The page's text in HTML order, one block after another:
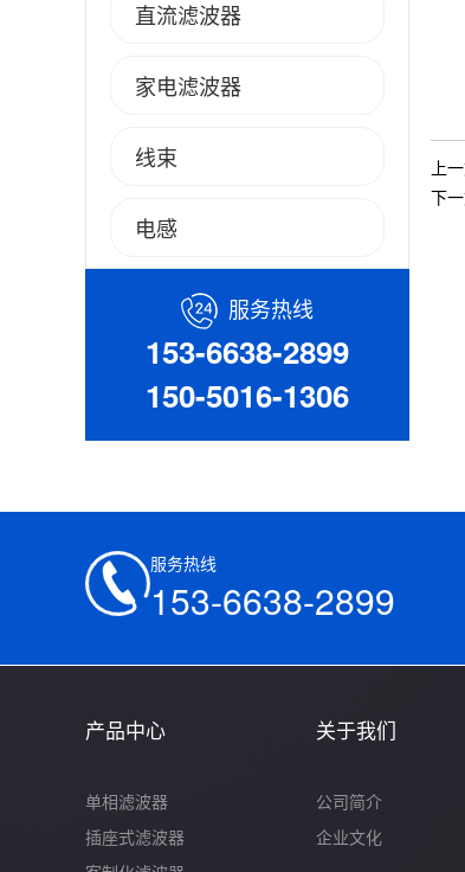
直流滤波器
家电滤波器
线束
电感
服务热线
153-6638-2899
150-5016-1306
上
下
服务热线
153-6638-2899
产品中心
单相滤波器
插座式滤波器
关于我们
公司简介
企业文化